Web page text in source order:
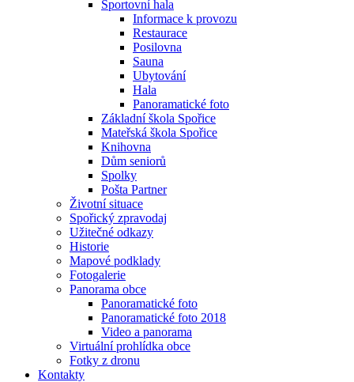
Sportovní hala
Informace k provozu
Restaurace
Posilovna
Sauna
Ubytování
Hala
Panoramatické foto
Základní škola Spořice
Mateřská škola Spořice
Knihovna
Dům seniorů
Spolky
Pošta Partner
Životní situace
Spořický zpravodaj
Užitečné odkazy
Historie
Mapové podklady
Fotogalerie
Panorama obce
Panoramatické foto
Panoramatické foto 2018
Video a panorama
Virtuální prohlídka obce
Fotky z dronu
Kontakty